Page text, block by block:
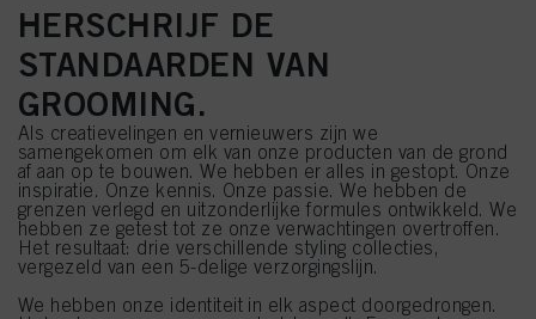
HERSCHRIJF DE
STANDAARDEN VAN
GROOMING.
Als creatievelingen en vernieuwers zijn we
samengekomen om elk van onze producten van de grond
af aan op te bouwen. We hebben er alles in gestopt. Onze
inspiratie. Onze kennis. Onze passie. We hebben de
grenzen verlegd en uitzonderlijke formules ontwikkeld. We
hebben ze getest tot ze onze verwachtingen overtroffen.
Het resultaat: drie verschillende styling collecties,
vergezeld van een 5-delige verzorgingslijn.
We hebben onze identiteit in elk aspect doorgedrongen.